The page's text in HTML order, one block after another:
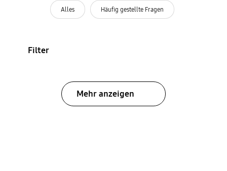
Alles Häufig gestellte Fragen
Filter
Mehr anzeigen